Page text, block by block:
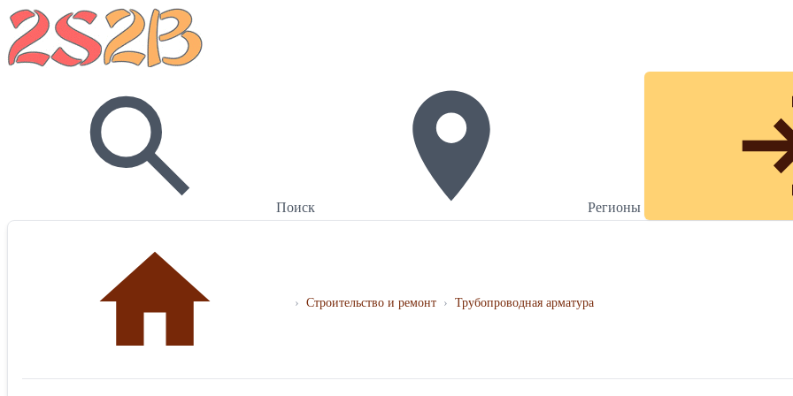
Поиск Регионы
› Строительство и ремонт › Трубопроводная арматура